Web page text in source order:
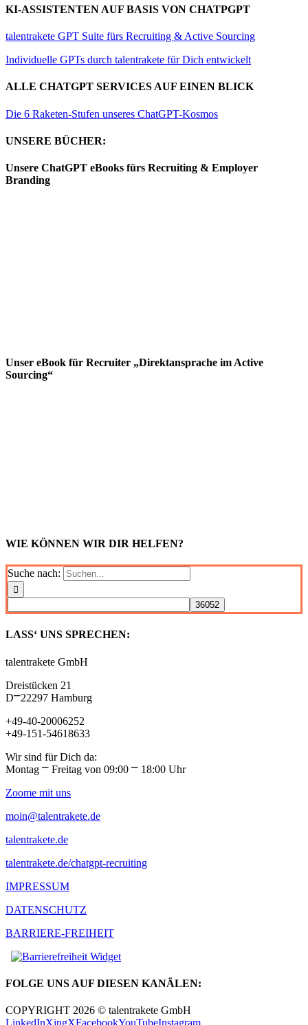
KI-ASSISTENTEN AUF BASIS VON CHATPGPT
talentrakete GPT Suite fürs Recruiting & Active Sourcing
Individuelle GPTs durch talentrakete für Dich entwickelt
ALLE CHATGPT SERVICES AUF EINEN BLICK
Die 6 Raketen-Stufen unseres ChatGPT-Kosmos
UNSERE BÜCHER:
Unsere ChatGPT eBooks fürs Recruiting & Employer
Branding
Unser eBook für Recruiter „Direktansprache im Active
Sourcing“
WIE KÖNNEN WIR DIR HELFEN?
Suche nach:
LASS‘ UNS SPRECHEN:
talentrakete GmbH
Dreistücken 21
D⎻22297 Hamburg
+49-40-20006252
+49-151-54618633
Wir sind für Dich da:
Montag ⎻ Freitag von 09:00 ⎻ 18:00 Uhr
Zoome mit uns
moin@talentrakete.de
talentrakete.de
talentrakete.de/chatgpt-recruiting
IMPRESSUM
DATENSCHUTZ
BARRIERE-FREIHEIT
FOLGE UNS AUF DIESEN KANÄLEN:
COPYRIGHT 2026 © talentrakete GmbH
LinkedInXingXFacebookYouTubeInstagram